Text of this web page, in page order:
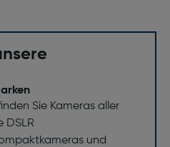
Sie Kameras aller
DSLR
und